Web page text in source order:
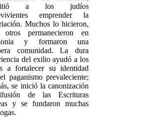
a los judíos
emprender la
Muchos lo hicieron,
otros permanecieron en
y formaron una
comunidad. La dura
del exilio ayudó a los
a fortalecer su identidad
paganismo prevaleciente;
se inició la canonización
de las Escrituras
y se fundaron muchas